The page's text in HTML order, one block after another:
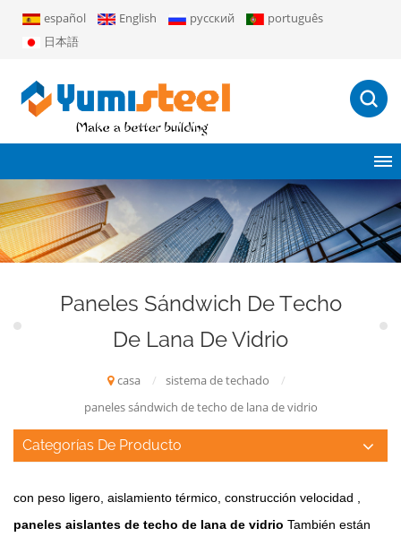
español English русский
português
日本語
Paneles Sándwich De Techo
De Lana De Vidrio
casa / sistema de techado
/
paneles sándwich de techo de lana de vidrio
Categorías De Producto
con peso ligero, aislamiento térmico, construcción velocidad ,
paneles aislantes de techo de lana de vidrio También están